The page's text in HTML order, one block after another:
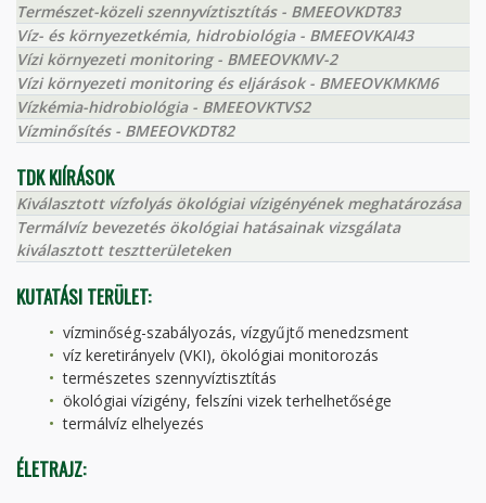
Természet-közeli szennyvíztisztítás - BMEEOVKDT83
Víz- és környezetkémia, hidrobiológia - BMEEOVKAI43
Vízi környezeti monitoring - BMEEOVKMV-2
Vízi környezeti monitoring és eljárások - BMEEOVKMKM6
Vízkémia-hidrobiológia - BMEEOVKTVS2
Vízminősítés - BMEEOVKDT82
TDK KIÍRÁSOK
Kiválasztott vízfolyás ökológiai vízigényének meghatározása
Termálvíz bevezetés ökológiai hatásainak vizsgálata
kiválasztott tesztterületeken
KUTATÁSI TERÜLET:
vízminőség-szabályozás, vízgyűjtő menedzsment
víz keretirányelv (VKI), ökológiai monitorozás
természetes szennyvíztisztítás
ökológiai vízigény, felszíni vizek terhelhetősége
termálvíz elhelyezés
ÉLETRAJZ: